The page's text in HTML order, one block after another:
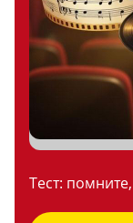
Тест: